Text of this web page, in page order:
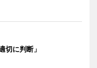
切に判断」